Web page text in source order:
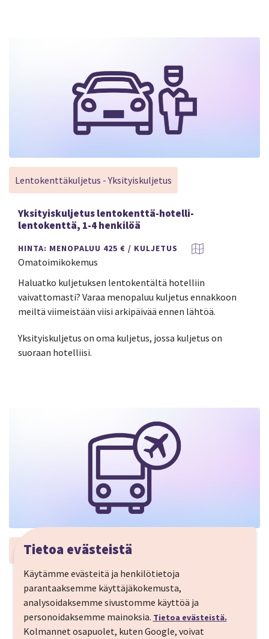
Lentokenttäkuljetus - Yksityiskuljetus
Yksityiskuljetus lentokenttä-hotelli-
lentokenttä, 1-4 henkilöä
HINTA: MENOPALUU 425 € / KULJETUS
Omatoimikokemus
Haluatko kuljetuksen lentokentältä hotelliin
vaivattomasti? Varaa menopaluu kuljetus ennakkoon
meiltä viimeistään viisi arkipäivää ennen lähtöä.
Yksityiskuljetus on oma kuljetus, jossa kuljetus on
suoraan hotelliisi.
Lentokenttäkuljetus - Shuttle
Shuttle kuljetus lentokenttä-hotelli-
lentokenttä, 1 henkilö
HINTA: MENOPALUU 94 € / HENKILÖ
Omatoimikokemus
Tietoa evästeistä
Käytämme evästeitä ja henkilötietoja
parantaaksemme käyttäjäkokemusta,
analysoidaksemme sivustomme käyttöä ja
personoidaksemme mainoksia. Tietoa evästeistä.
Kolmannet osapuolet, kuten Google, voivat